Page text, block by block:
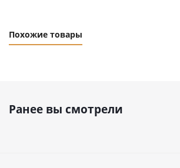
Похожие товары
Ранее вы смотрели